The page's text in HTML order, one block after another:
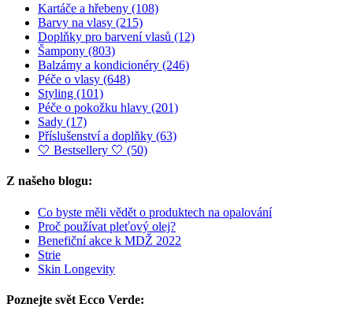
Kartáče a hřebeny (108)
Barvy na vlasy (215)
Doplňky pro barvení vlasů (12)
Šampony (803)
Balzámy a kondicionéry (246)
Péče o vlasy (648)
Styling (101)
Péče o pokožku hlavy (201)
Sady (17)
Příslušenství a doplňky (63)
🤍 Bestsellery 🤍 (50)
Z našeho blogu:
Co byste měli vědět o produktech na opalování
Proč používat pleťový olej?
Benefiční akce k MDŽ 2022
Strie
Skin Longevity
Poznejte svět Ecco Verde: